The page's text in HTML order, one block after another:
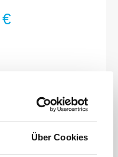
Über Cookies